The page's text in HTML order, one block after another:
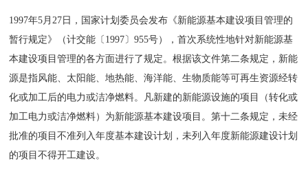
1997年5月27日，国家计划委员会发布《新能源基本建设项目管理的
暂行规定》（计交能〔1997〕955号），首次系统性地针对新能源基
本建设项目管理的各方面进行了规定。根据该文件第二条规定，新能
源是指风能、太阳能、地热能、海洋能、生物质能等可再生资源经转
化或加工后的电力或洁净燃料。凡新建的新能源设施的项目（转化或
加工电力或洁净燃料）为新能源基本建设项目。第十二条规定，未经
批准的项目不准列入年度基本建设计划，未列入年度新能源建设计划
的项目不得开工建设。